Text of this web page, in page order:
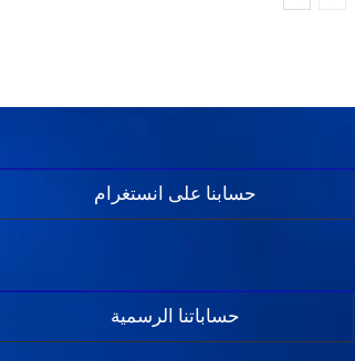
حسابنا على انستغرام
حساباتنا الرسمية